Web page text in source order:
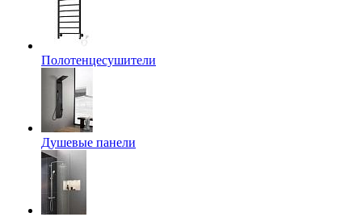
Полотенцесушители
Душевые панели